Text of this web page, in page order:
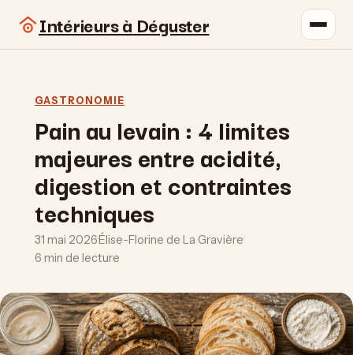
Intérieurs à Déguster
GASTRONOMIE
Pain au levain : 4 limites
majeures entre acidité,
digestion et contraintes
techniques
31 mai 2026·Élise-Florine de La Gravière·
6 min de lecture